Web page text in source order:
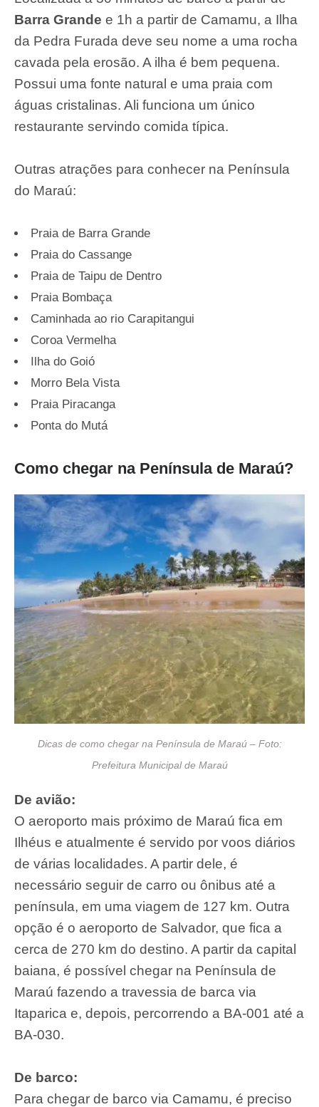
Barra Grande e 1h a partir de Camamu, a Ilha
da Pedra Furada deve seu nome a uma rocha
cavada pela erosão. A ilha é bem pequena.
Possui uma fonte natural e uma praia com
águas cristalinas. Ali funciona um único
restaurante servindo comida típica.
Outras atrações para conhecer na Península
do Maraú:
Praia de Barra Grande
Praia do Cassange
Praia de Taipu de Dentro
Praia Bombaça
Caminhada ao rio Carapitangui
Coroa Vermelha
Ilha do Goió
Morro Bela Vista
Praia Piracanga
Ponta do Mutá
Como chegar na Península de Maraú?
Dicas de como chegar na Península de Maraú – Foto:
Prefeitura Municipal de Maraú
De avião:
O aeroporto mais próximo de Maraú fica em
Ilhéus e atualmente é servido por voos diários
de várias localidades. A partir dele, é
necessário seguir de carro ou ônibus até a
península, em uma viagem de 127 km. Outra
opção é o aeroporto de Salvador, que fica a
cerca de 270 km do destino. A partir da capital
baiana, é possível chegar na Península de
Maraú fazendo a travessia de barca via
Itaparica e, depois, percorrendo a BA-001 até a
BA-030.
De barco:
Para chegar de barco via Camamu, é preciso